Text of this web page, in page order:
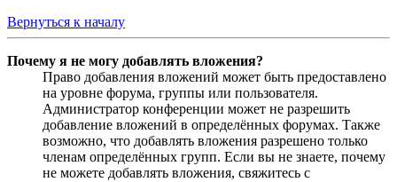
Вернуться к началу
Почему я не могу добавлять вложения?
Право добавления вложений может быть предоставлено
на уровне форума, группы или пользователя.
Администратор конференции может не разрешить
добавление вложений в определённых форумах. Также
возможно, что добавлять вложения разрешено только
членам определённых групп. Если вы не знаете, почему
не можете добавлять вложения, свяжитесь с